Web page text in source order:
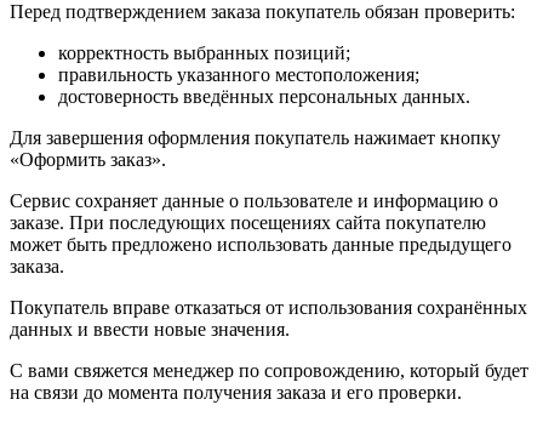
Перед подтверждением заказа покупатель обязан проверить:
корректность выбранных позиций;
правильность указанного местоположения;
достоверность введённых персональных данных.
Для завершения оформления покупатель нажимает кнопку
«Оформить заказ».
Сервис сохраняет данные о пользователе и информацию о
заказе. При последующих посещениях сайта покупателю
может быть предложено использовать данные предыдущего
заказа.
Покупатель вправе отказаться от использования сохранённых
данных и ввести новые значения.
С вами свяжется менеджер по сопровождению, который будет
на связи до момента получения заказа и его проверки.